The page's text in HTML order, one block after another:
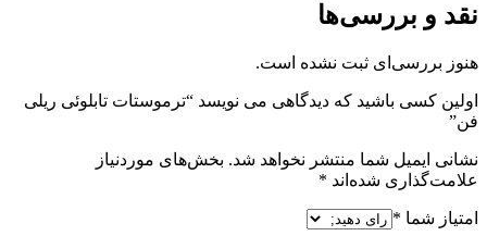
نقد و بررسی‌ها
هنوز بررسی‌ای ثبت نشده است.
اولین کسی باشید که دیدگاهی می نویسد “ترموستات تابلوئی ریلی
فن”
نشانی ایمیل شما منتشر نخواهد شد. بخش‌های موردنیاز
علامت‌گذاری شده‌اند *
امتیاز شما *